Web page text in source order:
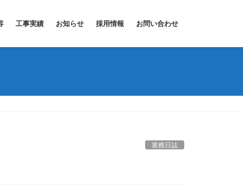
工事実績 お知らせ 採用情報 お問い合わせ
業務日誌